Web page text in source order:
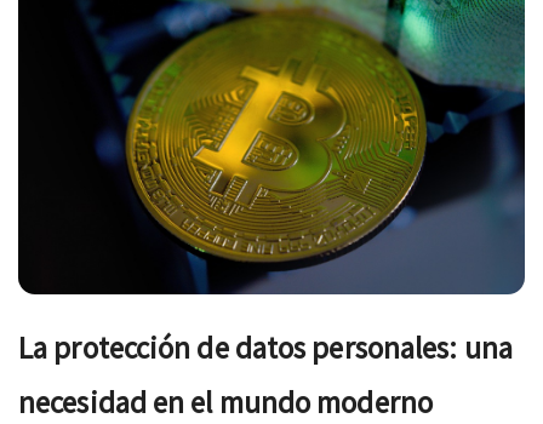
La protección de datos personales: una
necesidad en el mundo moderno